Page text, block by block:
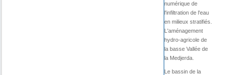
numérique de
l'infiltration de l'eau
en milieux stratifiés.
L'aménagement
hydro-agricole de
la basse Vallée de
la Medjerda.
Le bassin de la